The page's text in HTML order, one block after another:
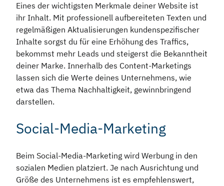
Eines der wichtigsten Merkmale deiner Website ist
ihr Inhalt. Mit professionell aufbereiteten Texten und
regelmäßigen Aktualisierungen kundenspezifischer
Inhalte sorgst du für eine Erhöhung des Traffics,
bekommst mehr Leads und steigerst die Bekanntheit
deiner Marke. Innerhalb des Content-Marketings
lassen sich die Werte deines Unternehmens, wie
etwa das Thema Nachhaltigkeit, gewinnbringend
darstellen.
Social-Media-Marketing
Beim Social-Media-Marketing wird Werbung in den
sozialen Medien platziert. Je nach Ausrichtung und
Größe des Unternehmens ist es empfehlenswert,